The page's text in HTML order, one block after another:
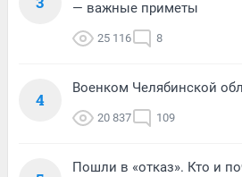
— важные приметы
25 116 8
4
Военком Челябинской
20 837 109
Пошли в «отказ». Кто и